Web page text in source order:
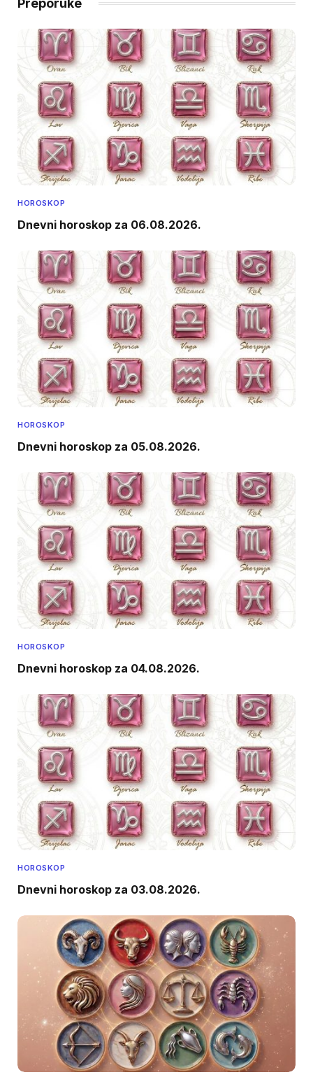
Preporuke
HOROSKOP
Dnevni horoskop za 06.08.2026.
HOROSKOP
Dnevni horoskop za 05.08.2026.
HOROSKOP
Dnevni horoskop za 04.08.2026.
HOROSKOP
Dnevni horoskop za 03.08.2026.